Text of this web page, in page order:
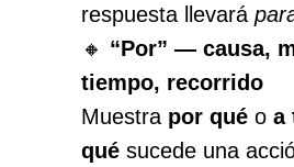
respuesta llevará
🔸 “Por” — causa,
tiempo, recorrido
Muestra por qué o a
qué sucede una